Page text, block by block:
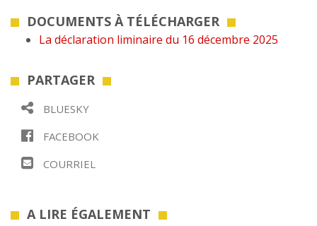
DOCUMENTS À TÉLÉCHARGER
La déclaration liminaire du 16 décembre 2025
PARTAGER
BLUESKY
FACEBOOK
COURRIEL
A LIRE ÉGALEMENT